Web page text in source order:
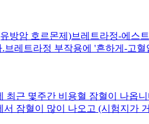
승에 영향을 줬을까?(치료기간
증가의 대부분이 근육입니다. 정
도 치료받는데 크게 문제가 되지
방암 호르몬제)브레트라정-에스
레트라정 부작용에 '흔하게-고
다.제가 궁금한것은 다음과 같습
승에 영향을 줬을까?(치료기간
증가의 대부분이 근육입니다. 정
도 치료받는데 크게 문제가 되지
최근 몇주간 비용혈 잠혈이 나옵
잠혈이 많이 나오고 (시험지가
볼때 신장보다는 비뇨기계, 방광